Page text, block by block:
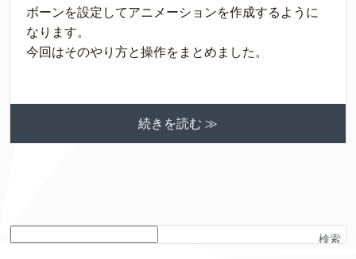
ボーンを設定してアニメーションを作成するように
なります。
今回はそのやり方と操作をまとめました。
続きを読む ≫
検索